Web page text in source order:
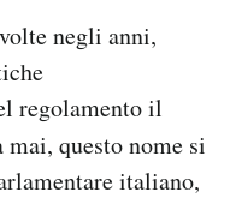
negli anni,
regolamento il
mai, questo nome si
italiano,